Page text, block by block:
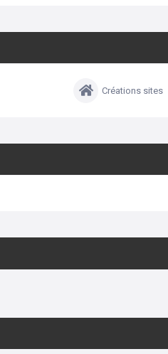
Créations sites